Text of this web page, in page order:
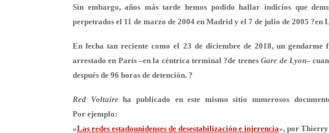
Sin embargo, años más tarde hemos podido hallar indicios que
perpetrados el 11 de marzo de 2004 en Madrid y el 7 de julio de 2005 ?en
En fecha tan reciente como el 23 de diciembre de 2018, un
arrestado en París –en la céntrica terminal ?de trenesGare de Lyon–
después de 96 horas de detención. ?
Red Voltaireha publicado en este mismo sitio numerosos
Por ejemplo:
«Las redes estadounidenses de desestabilización e injerencia», por Thierry